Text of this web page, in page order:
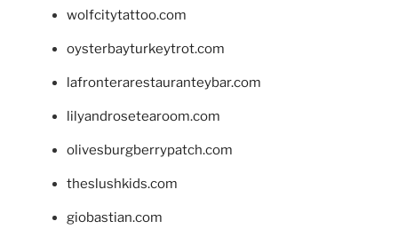
wolfcitytattoo.com
oysterbayturkeytrot.com
lafronterarestauranteybar.com
lilyandrosetearoom.com
olivesburgberrypatch.com
theslushkids.com
giobastian.com